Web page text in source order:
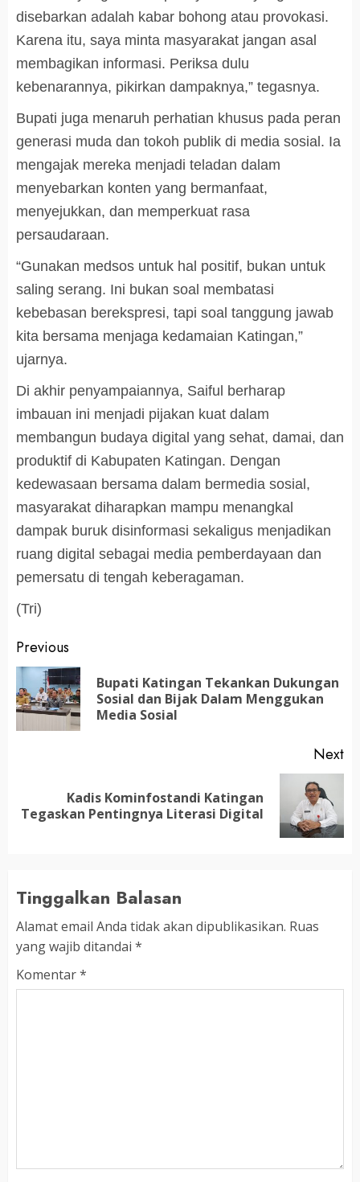
disebarkan adalah kabar bohong atau provokasi.
Karena itu, saya minta masyarakat jangan asal
membagikan informasi. Periksa dulu
kebenarannya, pikirkan dampaknya,” tegasnya.
Bupati juga menaruh perhatian khusus pada peran
generasi muda dan tokoh publik di media sosial. Ia
mengajak mereka menjadi teladan dalam
menyebarkan konten yang bermanfaat,
menyejukkan, dan memperkuat rasa
persaudaraan.
“Gunakan medsos untuk hal positif, bukan untuk
saling serang. Ini bukan soal membatasi
kebebasan berekspresi, tapi soal tanggung jawab
kita bersama menjaga kedamaian Katingan,”
ujarnya.
Di akhir penyampaiannya, Saiful berharap
imbauan ini menjadi pijakan kuat dalam
membangun budaya digital yang sehat, damai, dan
produktif di Kabupaten Katingan. Dengan
kedewasaan bersama dalam bermedia sosial,
masyarakat diharapkan mampu menangkal
dampak buruk disinformasi sekaligus menjadikan
ruang digital sebagai media pemberdayaan dan
pemersatu di tengah keberagaman.
(Tri)
Post
navigation
Previous
Bupati Katingan Tekankan Dukungan
Sosial dan Bijak Dalam Menggukan
Media Sosial
Next
post:
Kadis Kominfostandi Katingan
Tegaskan Pentingnya Literasi Digital
Tinggalkan Balasan
Alamat email Anda tidak akan dipublikasikan. Ruas
yang wajib ditandai *
Komentar*